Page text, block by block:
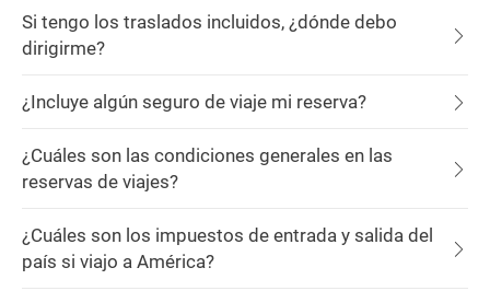
Si tengo los traslados incluidos, ¿dónde debo
dirigirme?
¿Incluye algún seguro de viaje mi reserva?
¿Cuáles son las condiciones generales en las
reservas de viajes?
¿Cuáles son los impuestos de entrada y salida del
país si viajo a América?